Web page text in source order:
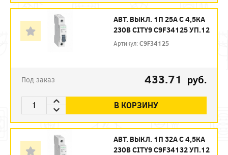
АВТ. ВЫКЛ. 1П 25А С 4,5КА
230В CITY9 C9F34125 УП.12
Артикул:C9F34125
Под заказ 433.71 руб.
В КОРЗИНУ
АВТ. ВЫКЛ. 1П 32А С 4,5КА
230В CITY9 C9F34132 УП.12